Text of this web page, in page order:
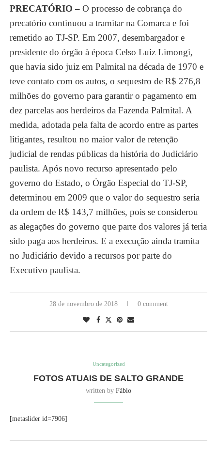
PRECATÓRIO – O processo de cobrança do
precatório continuou a tramitar na Comarca e foi
remetido ao TJ-SP. Em 2007, desembargador e
presidente do órgão à época Celso Luiz Limongi,
que havia sido juiz em Palmital na década de 1970 e
teve contato com os autos, o sequestro de R$ 276,8
milhões do governo para garantir o pagamento em
dez parcelas aos herdeiros da Fazenda Palmital. A
medida, adotada pela falta de acordo entre as partes
litigantes, resultou no maior valor de retenção
judicial de rendas públicas da história do Judiciário
paulista. Após novo recurso apresentado pelo
governo do Estado, o Órgão Especial do TJ-SP,
determinou em 2009 que o valor do sequestro seria
da ordem de R$ 143,7 milhões, pois se considerou
as alegações do governo que parte dos valores já teria
sido paga aos herdeiros. E a execução ainda tramita
no Judiciário devido a recursos por parte do
Executivo paulista.
28 de novembro de 2018 0 comment
Uncategorized
FOTOS ATUAIS DE SALTO GRANDE
written by Fábio
[metaslider id=7906]